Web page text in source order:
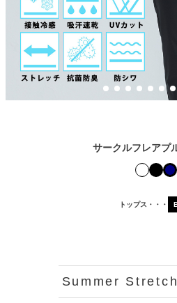
サークルフレアプ
トップス・・・
Summer